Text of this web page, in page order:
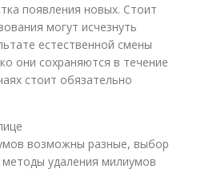
появления новых. Стоит
могут исчезнуть
естественной смены
они сохраняются в течение
стоит обязательно
возможны разные, выбор
удаления милиумов